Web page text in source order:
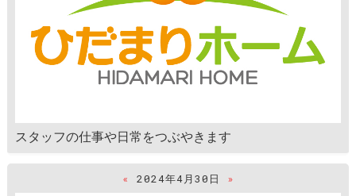
スタッフの仕事や日常をつぶやきます
« 2024年4月30日
»